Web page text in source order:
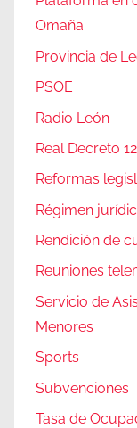
Omaña
Provincia de
PSOE
Radio León
Real Decreto
Reformas
Régimen
Rendición de
Reuniones
Servicio de
Menores
Sports
Subvenciones
Tasa de